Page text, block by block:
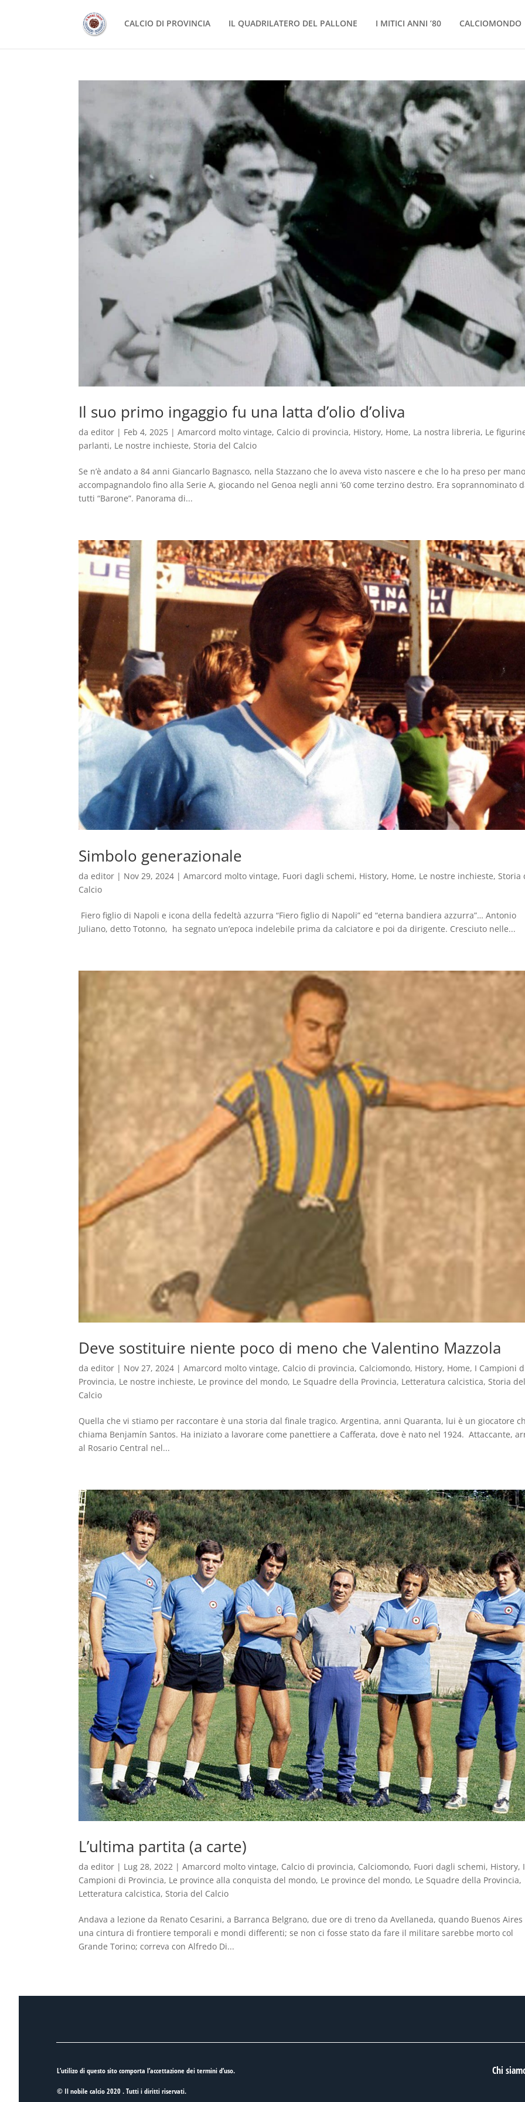
CALCIO DI PROVINCIA IL QUADRILATERO DEL PALLONE I MITICI ANNI ’80 CALCIOMONDO
Il suo primo ingaggio fu una latta d’olio d’oliva
daeditor | Feb 4, 2025 |Amarcord molto vintage, Calcio di provincia, History, Home, La nostra libreria, Le
parlanti, Le nostre inchieste,Storia del Calcio
Se n’è andato a 84 anni Giancarlo Bagnasco, nella Stazzano che lo aveva visto nascere e che lo ha preso per
accompagnandolo fino alla Serie A, giocando nel Genoa negli anni ’60 come terzino destro. Era soprannominato
tutti “Barone”. Panorama di...
Simbolo generazionale
daeditor | Nov 29, 2024 |Amarcord molto vintage, Fuori dagli schemi, History, Home, Le nostre inchieste, Storia
Calcio
Fiero figlio di Napoli e icona della fedeltà azzurra “Fiero figlio di Napoli” ed “eterna bandiera azzurra”… Antonio
Juliano, detto Totonno, ha segnato un’epoca indelebile prima da calciatore e poi da dirigente. Cresciuto nelle...
Deve sostituire niente poco di meno che Valentino Mazzola
daeditor | Nov 27, 2024 |Amarcord molto vintage, Calcio di provincia, Calciomondo, History, Home, I Campioni
Provincia, Le nostre inchieste, Le province del mondo, Le Squadre della Provincia, Letteratura calcistica,Storia
Calcio
Quella che vi stiamo per raccontare è una storia dal finale tragico. Argentina, anni Quaranta, lui è un giocatore
chiama Benjamín Santos. Ha iniziato a lavorare come panettiere a Cafferata, dove è nato nel 1924. Attaccante,
al Rosario Central nel...
L’ultima partita (a carte)
daeditor | Lug 28, 2022 |Amarcord molto vintage, Calcio di provincia, Calciomondo, Fuori dagli schemi, History, I
Campioni di Provincia, Le province alla conquista del mondo, Le province del mondo, Le Squadre della Provincia,
Letteratura calcistica,Storia del Calcio
Andava a lezione da Renato Cesarini, a Barranca Belgrano, due ore di treno da Avellaneda, quando Buenos Aires
una cintura di frontiere temporali e mondi differenti; se non ci fosse stato da fare il militare sarebbe morto col
Grande Torino; correva con Alfredo Di...
L’utilizo di questo sito comporta l’accettazione deitermini d’uso.
© Il nobile calcio 2020 . Tutti i diritti riservati.
Chi